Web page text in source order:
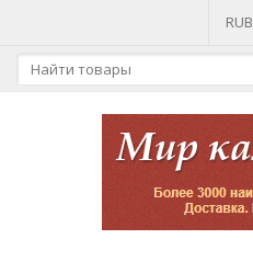
RUB